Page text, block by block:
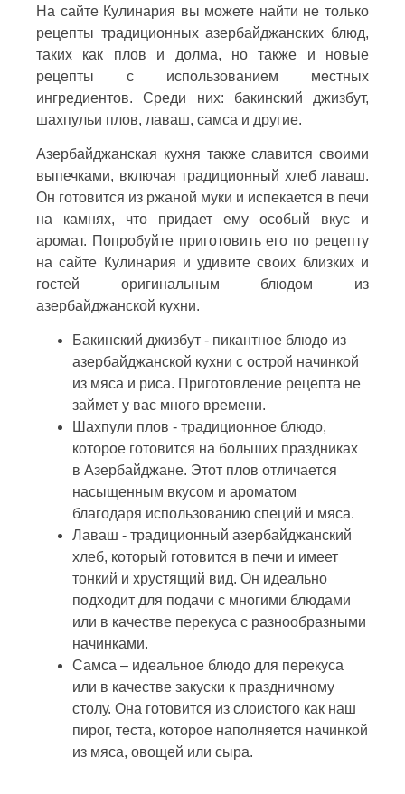
На сайте Кулинария вы можете найти не только
рецепты традиционных азербайджанских блюд,
таких как плов и долма, но также и новые
рецепты с использованием местных
ингредиентов. Среди них: бакинский джизбут,
шахпульи плов, лаваш, самса и другие.
Азербайджанская кухня также славится своими
выпечками, включая традиционный хлеб лаваш.
Он готовится из ржаной муки и испекается в печи
на камнях, что придает ему особый вкус и
аромат. Попробуйте приготовить его по рецепту
на сайте Кулинария и удивите своих близких и
гостей оригинальным блюдом из
азербайджанской кухни.
Бакинский джизбут - пикантное блюдо из
азербайджанской кухни с острой начинкой
из мяса и риса. Приготовление рецепта не
займет у вас много времени.
Шахпули плов - традиционное блюдо,
которое готовится на больших праздниках
в Азербайджане. Этот плов отличается
насыщенным вкусом и ароматом
благодаря использованию специй и мяса.
Лаваш - традиционный азербайджанский
хлеб, который готовится в печи и имеет
тонкий и хрустящий вид. Он идеально
подходит для подачи с многими блюдами
или в качестве перекуса с разнообразными
начинками.
Самса – идеальное блюдо для перекуса
или в качестве закуски к праздничному
столу. Она готовится из слоистого как наш
пирог, теста, которое наполняется начинкой
из мяса, овощей или сыра.